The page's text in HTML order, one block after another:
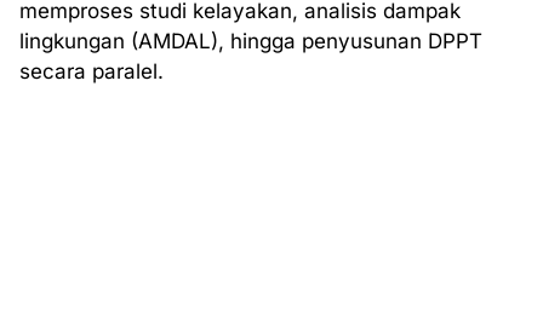
memproses studi kelayakan, analisis dampak
lingkungan (AMDAL), hingga penyusunan DPPT
secara paralel.